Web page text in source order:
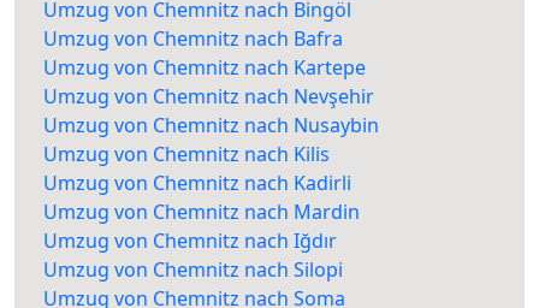
Umzug von Chemnitz nach Bingöl
Umzug von Chemnitz nach Bafra
Umzug von Chemnitz nach Kartepe
Umzug von Chemnitz nach Nevşehir
Umzug von Chemnitz nach Nusaybin
Umzug von Chemnitz nach Kilis
Umzug von Chemnitz nach Kadirli
Umzug von Chemnitz nach Mardin
Umzug von Chemnitz nach Iğdır
Umzug von Chemnitz nach Silopi
Umzug von Chemnitz nach Soma